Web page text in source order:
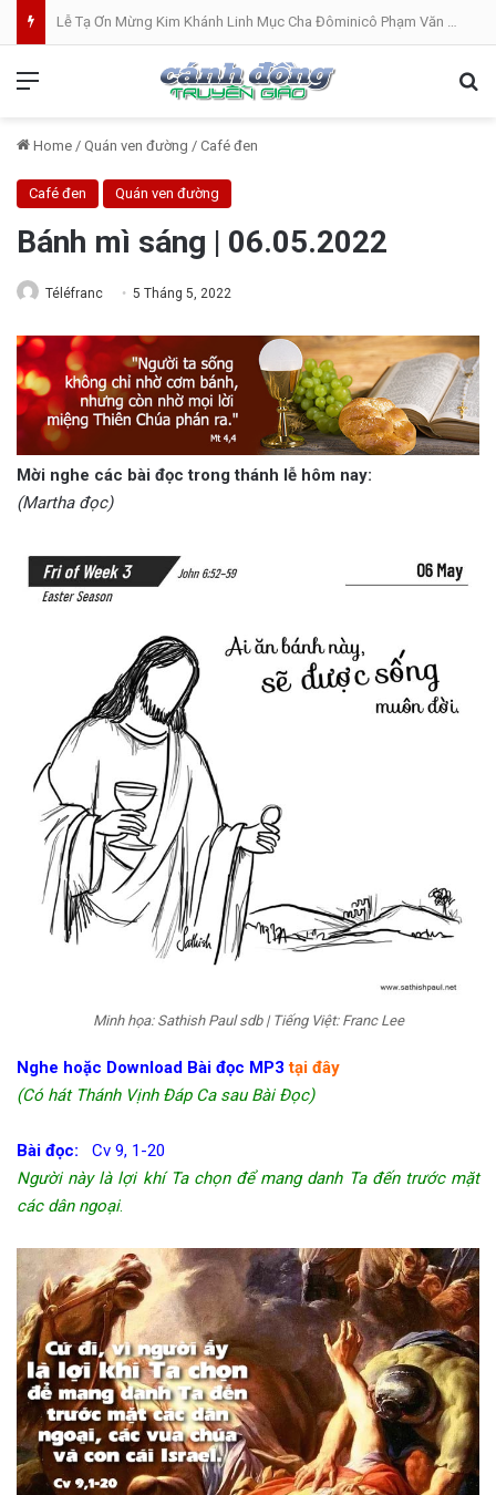
Lễ Tạ Ơn Mừng Kim Khánh Linh Mục Cha Đôminicô Phạm Văn Khâm tại Nhà Thờ Bắc Hòa Giáo Phận Mỹ Tho . 07.08.2026
Home / Quán ven đường / Café đen
Café đen Quán ven đường
Bánh mì sáng | 06.05.2022
Téléfranc 5 Tháng 5, 2022
Mời nghe các bài đọc trong thánh lễ hôm nay:
(Martha đọc)
Minh họa: Sathish Paul sdb | Tiếng Việt: Franc Lee
Nghe hoặc Download Bài đọc MP3 tại đây
(Có hát Thánh Vịnh Đáp Ca sau Bài Đọc)
Bài đọc: Cv 9, 1-20
Người này là lợi khí Ta chọn để mang danh Ta đến trước mặt
các dân ngoại.